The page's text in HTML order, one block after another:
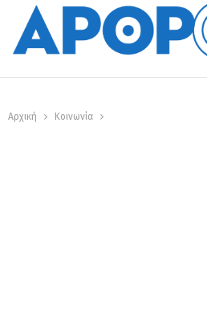
Αρχική Κοινωνία